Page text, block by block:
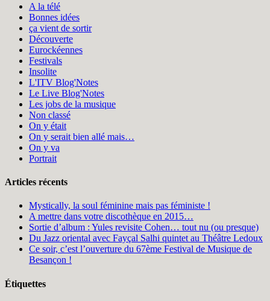
A la télé
Bonnes idées
ça vient de sortir
Découverte
Eurockéennes
Festivals
Insolite
L'ITV Blog'Notes
Le Live Blog'Notes
Les jobs de la musique
Non classé
On y était
On y serait bien allé mais…
On y va
Portrait
Articles récents
Mystically, la soul féminine mais pas féministe !
A mettre dans votre discothèque en 2015…
Sortie d’album : Yules revisite Cohen… tout nu (ou presque)
Du Jazz oriental avec Fayçal Salhi quintet au Théâtre Ledoux
Ce soir, c’est l’ouverture du 67ème Festival de Musique de
Besançon !
Étiquettes